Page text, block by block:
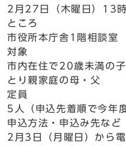
2月27日（木曜日）13
ところ
市役所本庁舎1階相談室
対象
市内在住で20歳未満の
とり親家庭の母・父
定員
5人（申込先着順で今年
申込方法・申込み先など
2月3日（月曜日）から